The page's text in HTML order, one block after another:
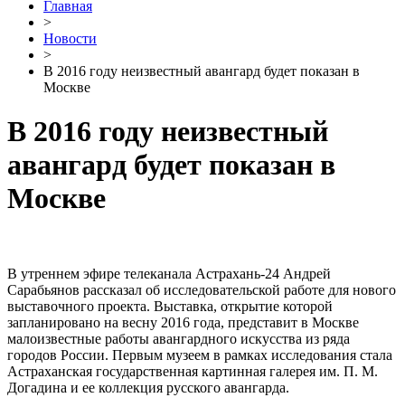
Главная
>
Новости
>
В 2016 году неизвестный авангард будет показан в
Москве
В 2016 году неизвестный
авангард будет показан в
Москве
В утреннем эфире телеканала Астрахань-24 Андрей
Сарабьянов рассказал об исследовательской работе для нового
выставочного проекта. Выставка, открытие которой
запланировано на весну 2016 года, представит в Москве
малоизвестные работы авангардного искусства из ряда
городов России. Первым музеем в рамках исследования стала
Астраханская государственная картинная галерея им. П. М.
Догадина и ее коллекция русского авангарда.